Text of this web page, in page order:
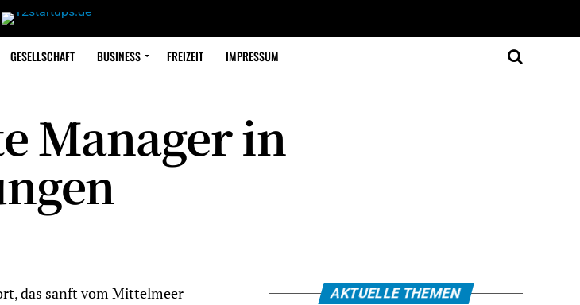
GESELLSCHAFT BUSINESS FREIZEIT IMPRESSUM
Manager in
das sanft vom Mittelmeer
AKTUELLE THEMEN